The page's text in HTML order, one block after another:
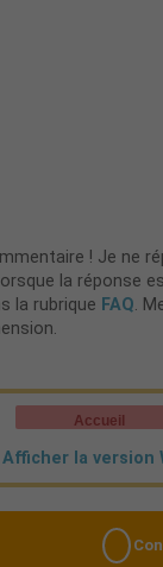
! Je ne
la réponse
la rubrique FAQ.
Accueil
Afficher la version